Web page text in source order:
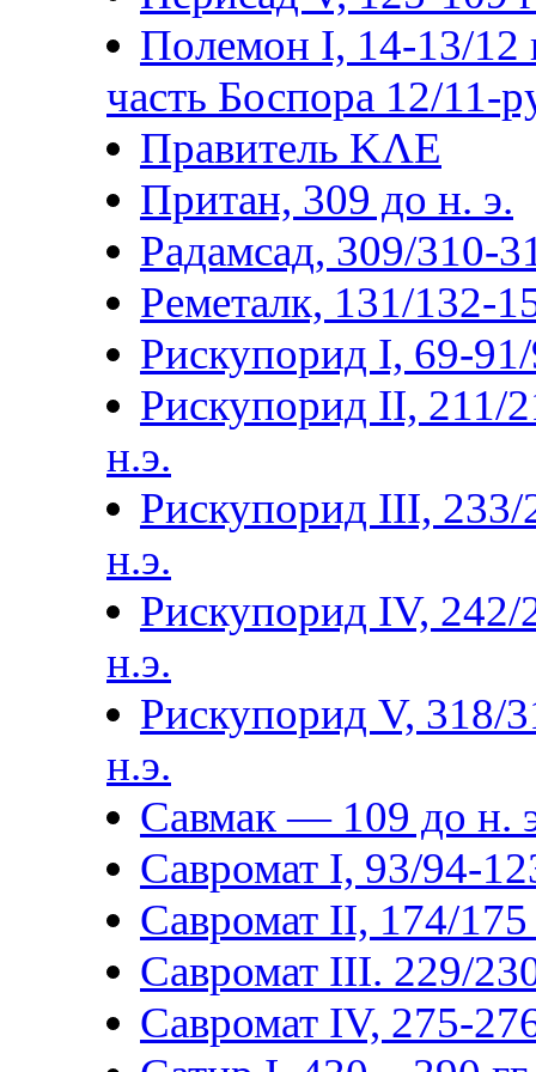
Полемон I, 14-13/12
часть Боспора 12/11-
Правитель ΚΛΕ
Притан, 309 до н. э.
Радамсад, 309/310-
Реметалк, 131/132-
Рискупорид I, 69-91/
Рискупорид II, 211/
н.э.
Рискупорид III, 233/
н.э.
Рискупорид IV, 242/
н.э.
Рискупорид V, 318/
н.э.
Савмак — 109 до н.
Савромат I, 93/94-
Савромат II, 174/175
Савромат III. 229/
Савромат IV, 275-